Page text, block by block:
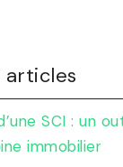
articles
SCI : un
immobilier